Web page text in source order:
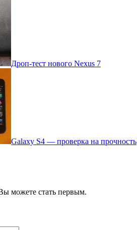
Дроп-тест нового Nexus 7
Galaxy S4 — проверка на прочность
можете стать первым.